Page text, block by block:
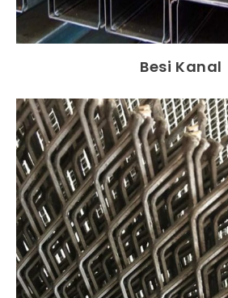
Besi Kanal